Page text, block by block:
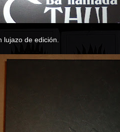
de edición.